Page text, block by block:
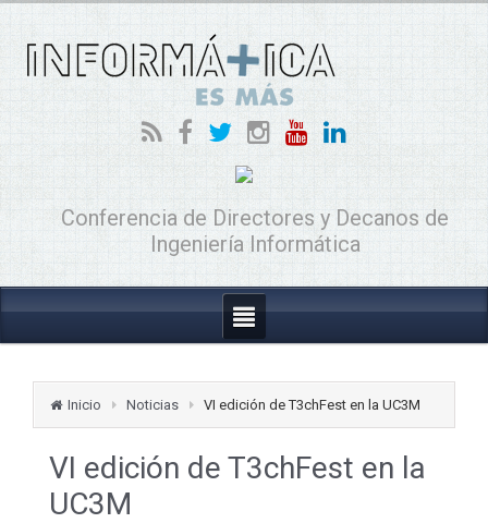
Conferencia de Directores y Decanos de
Ingeniería Informática
Inicio Noticias VI edición de T3chFest en la UC3M
VI edición de T3chFest en la
UC3M